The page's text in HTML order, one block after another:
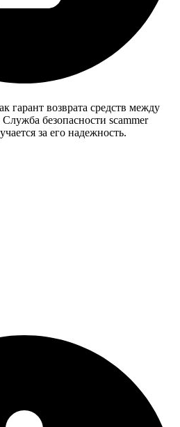
гарант возврата средств между
безопасности scammer
за его надежность.